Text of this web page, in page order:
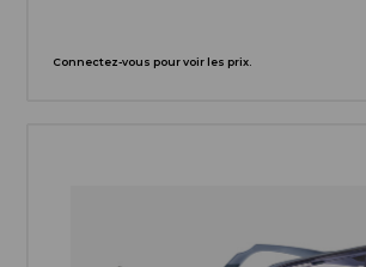
Connectez-vous pour voir les prix.